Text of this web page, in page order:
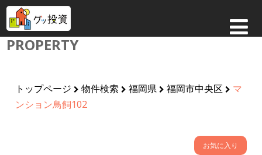
PROPERTY
トップページ 物件検索 福岡県 福岡市中央区
マ
ンション鳥飼102
お気に入り